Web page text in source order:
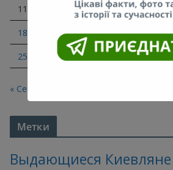
11 13 14 15
18 19 20 21 22
25 26
« Сен
Метки
Выдающиеся Киевляне